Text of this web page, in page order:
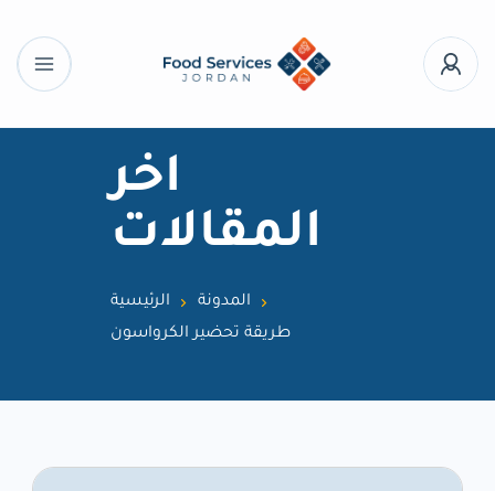
اخر
المقالات
الرئيسية
المدونة
طريقة تحضير الكرواسون